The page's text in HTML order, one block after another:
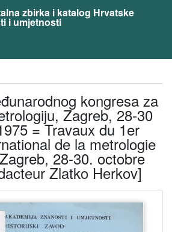
zbirka i katalog Hrvatske
i umjetnosti
kongresa za
Zagreb, 28-30
= Travaux du 1er
de la metrologie
28-30. octobre
Zlatko Herkov]